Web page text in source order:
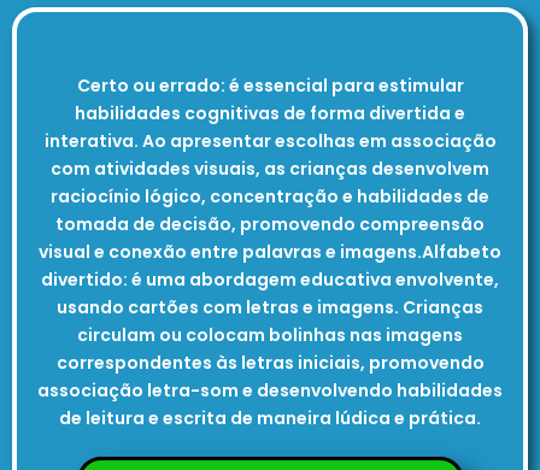
Certo ou errado: é essencial para estimular
habilidades cognitivas de forma divertida e
interativa. Ao apresentar escolhas em associação
com atividades visuais, as crianças desenvolvem
raciocínio lógico, concentração e habilidades de
tomada de decisão, promovendo compreensão
visual e conexão entre palavras e imagens.Alfabeto
divertido: é uma abordagem educativa envolvente,
usando cartões com letras e imagens. Crianças
circulam ou colocam bolinhas nas imagens
correspondentes às letras iniciais, promovendo
associação letra-som e desenvolvendo habilidades
de leitura e escrita de maneira lúdica e prática.